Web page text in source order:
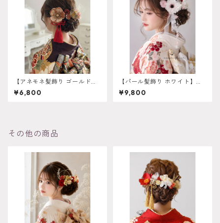
【アネモネ髪飾り ゴールド
オレンジ】残り一点 再販は
不可 成人式 卒業式 振袖 袴
¥6,800
【パール髪飾り ホワイト】成
人式 卒業式 振袖 袴 結婚式 オ
ーダーメイド対応｜O-0017
¥9,800
その他の商品